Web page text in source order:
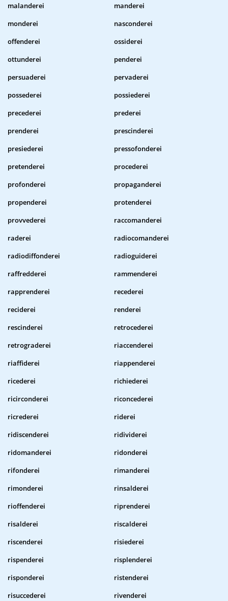
malanderei
manderei
monderei
nasconderei
offenderei
ossiderei
ottunderei
penderei
persuaderei
pervaderei
possederei
possiederei
precederei
prederei
prenderei
prescinderei
presiederei
pressofonderei
pretenderei
procederei
profonderei
propaganderei
propenderei
protenderei
provvederei
raccomanderei
raderei
radiocomanderei
radiodiffonderei
radioguiderei
raffredderei
rammenderei
rapprenderei
recederei
reciderei
renderei
rescinderei
retrocederei
retrograderei
riaccenderei
riaffiderei
riappenderei
ricederei
richiederei
ricirconderei
riconcederei
ricrederei
riderei
ridiscenderei
ridividerei
ridomanderei
ridonderei
rifonderei
rimanderei
rimonderei
rinsalderei
rioffenderei
riprenderei
risalderei
riscalderei
riscenderei
risiederei
rispenderei
risplenderei
risponderei
ristenderei
risuccederei
rivenderei